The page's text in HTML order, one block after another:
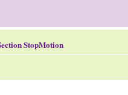
StopMotion